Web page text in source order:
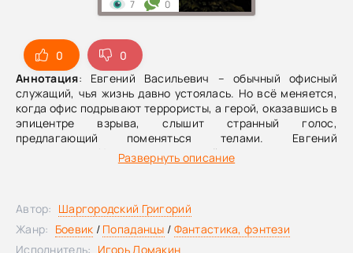
0
0
Аннотация: Евгений Васильевич – обычный офисный
служащий, чья жизнь давно устоялась. Но всё меняется,
когда офис подрывают террористы, а герой, оказавшись в
эпицентре взрыва, слышит странный голос,
предлагающий поменяться телами. Евгений
соглашается… И оказывается в иной реальности и другом
теле. Отныне он Игнат Дормидонтович Силаев. И
жертвой. На календаре – 15 октября 1895 года.Слушайте
аудиокнигу о новых приключениях попаданца,
оказавшегося в иной жизни. Он быстро привык к юному
Развернуть описание
7 0
Автор: Шаргородский Григорий
Жанр: Боевик / Попаданцы / Фантастика, фэнтези
Исполнитель: Игорь Ломакин